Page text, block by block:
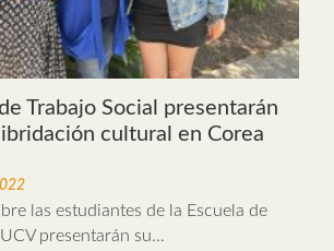
Trabajo Social presentarán
cultural en Corea
las estudiantes de la Escuela de
presentarán su...